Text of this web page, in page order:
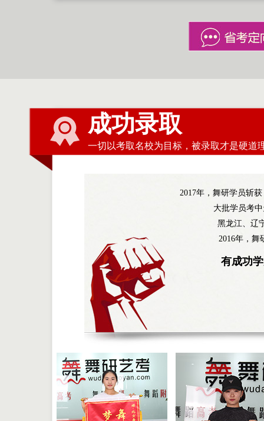
成功录取
一切以考取名校为目标，被录取才是硬道
2017年，舞研学员斩获
大批学员考
黑龙江、辽
2016年，舞
有成功